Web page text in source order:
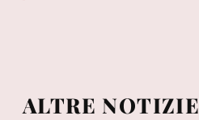
ALTRE NOTIZIE